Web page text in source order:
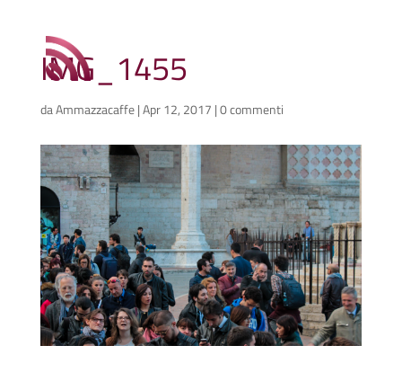
IMG_1455
daAmmazzacaffe|Apr 12, 2017 |0 commenti